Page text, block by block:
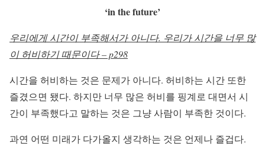
‘in the future’
우리에게 시간이 부족해서가 아니다. 우리가 시간을 너무 많
이 허비하기 때문이다 – p298
시간을 허비하는 것은 문제가 아니다. 허비하는 시간 또한
즐겼으면 됐다. 하지만 너무 많은 허비를 핑계로 대면서 시
간이 부족했다고 말하는 것은 그냥 사람이 부족한 것이다.
과연 어떤 미래가 다가올지 생각하는 것은 언제나 즐겁다.